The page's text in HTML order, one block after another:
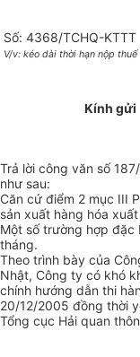
Số: 4368/TCHQ-KTTT
V/v: kéo dài thời hạn nộp thuế
Kính gửi
Trả lời công văn số
như sau:
Căn cứ điểm 2 mục III
sản xuất hàng hóa
Một số trường hợp đặc
tháng.
Theo trình bày của
Nhật, Công ty có khó
chính hướng dẫn thi
20/12/2005 đồng thời
Tổng cục Hải quan